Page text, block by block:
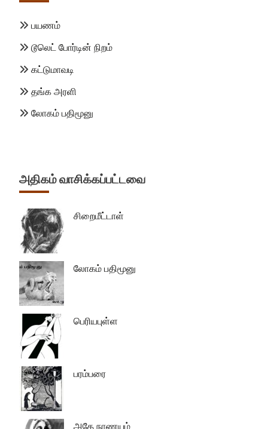
பயணம்
டூலெட் போர்டின் நிறம்
கட்டுமாவடி
தங்க அரளி
லோகம் பதிமூனு
அதிகம் வாசிக்கப்பட்டவை
சிறைமீட்டாள்
லோகம் பதிமூனு
பெரியபுள்ள
பரம்பரை
அதே நாணயம்